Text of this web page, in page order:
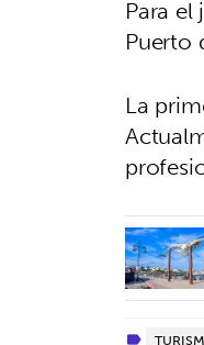
Para
Puerto
La